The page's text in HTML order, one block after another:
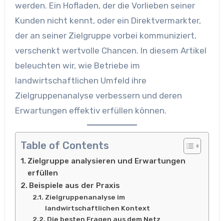
werden. Ein Hofladen, der die Vorlieben seiner
Kunden nicht kennt, oder ein Direktvermarkter,
der an seiner Zielgruppe vorbei kommuniziert,
verschenkt wertvolle Chancen. In diesem Artikel
beleuchten wir, wie Betriebe im
landwirtschaftlichen Umfeld ihre
Zielgruppenanalyse verbessern und deren
Erwartungen effektiv erfüllen können.
Table of Contents
Zielgruppe analysieren und Erwartungen
erfüllen
Beispiele aus der Praxis
Zielgruppenanalyse im
landwirtschaftlichen Kontext
Die besten Fragen aus dem Netz